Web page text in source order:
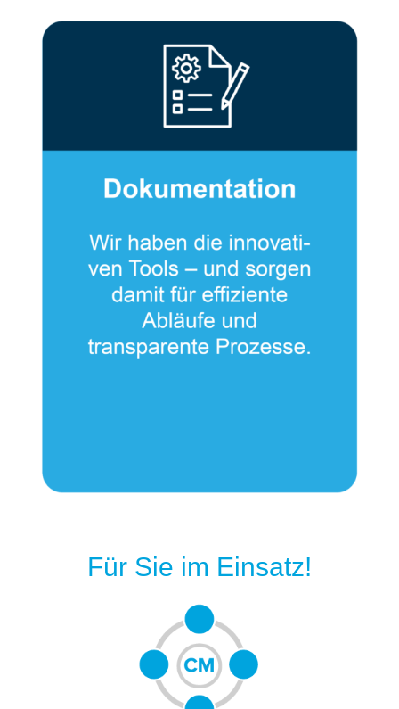
Für Sie im Einsatz!